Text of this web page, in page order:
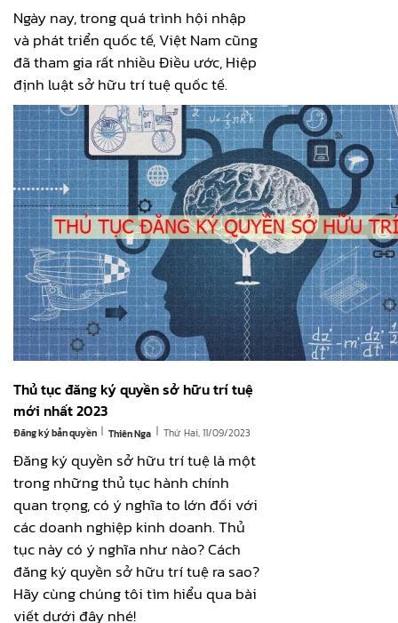
Ngày nay, trong quá trình hội nhập
và phát triển quốc tế, Việt Nam cũng
đã tham gia rất nhiều Điều ước, Hiệp
định luật sở hữu trí tuệ quốc tế.
Thủ tục đăng ký quyền sở hữu trí tuệ
mới nhất 2023
Đăng ký bản quyền | Thiên Nga | Thứ Hai, 11/09/2023
Đăng ký quyền sở hữu trí tuệ là một
trong những thủ tục hành chính
quan trọng, có ý nghĩa to lớn đối với
các doanh nghiệp kinh doanh. Thủ
tục này có ý nghĩa như nào? Cách
đăng ký quyền sở hữu trí tuệ ra sao?
Hãy cùng chúng tôi tìm hiểu qua bài
viết dưới đây nhé!